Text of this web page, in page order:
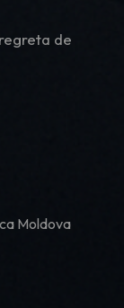
de
Moldova